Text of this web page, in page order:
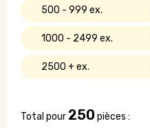
500 - 999
1000 - 2499
2500 +
Total pour 250 pièces :